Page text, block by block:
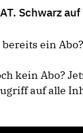
Schwarz
ein Abo?
kein Abo?
auf alle